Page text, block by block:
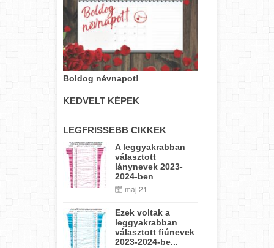
Boldog névnapot!
KEDVELT KÉPEK
LEGFRISSEBB CIKKEK
A leggyakrabban
választott
lánynevek 2023-
2024-ben
máj 21
Ezek voltak a
leggyakrabban
választott fiúnevek
2023-2024-be...